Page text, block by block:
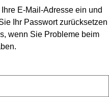
E-Mail-Adresse ein und
Ihr Passwort zurücksetzen
wenn Sie Probleme beim